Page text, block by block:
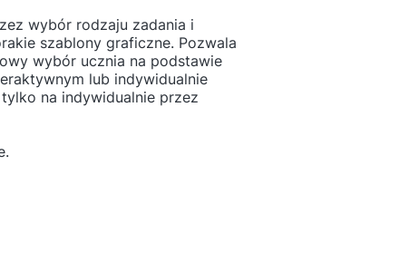
wybór rodzaju zadania i
szablony graficzne. Pozwala
wybór ucznia na podstawie
lub indywidualnie
na indywidualnie przez